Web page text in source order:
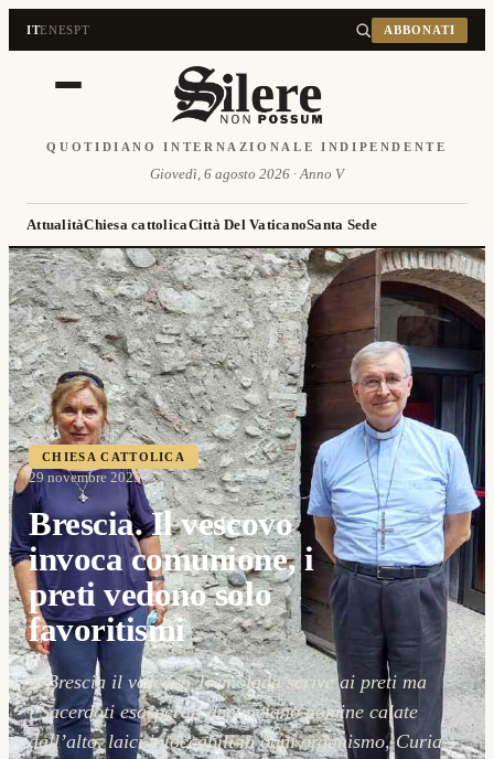
ITENESPT ABBONATI
QUOTIDIANO INTERNAZIONALE INDIPENDENTE
Giovedì, 6 agosto 2026 · Anno V
AttualitàChiesa cattolicaCittà Del VaticanoSanta Sede
CHIESA CATTOLICA
29 novembre 2025
Brescia. Il vescovo
invoca comunione, i
preti vedono solo
favoritismi
A Brescia il vescovo Tremolada scrive ai preti ma
i Sacerdoti esasperati denunciano nomine calate
dall’alto, laici intoccabili in ogni organismo, Curia